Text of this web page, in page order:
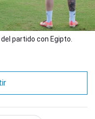
partido con Egipto.